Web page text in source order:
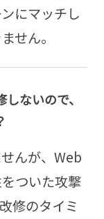
にマッチし
せん。
ないので、
んが、Web
ついた攻撃
修のタイミ